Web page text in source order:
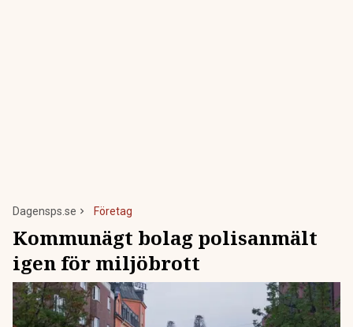
Dagensps.se Företag
Kommunägt bolag polisanmält
igen för miljöbrott